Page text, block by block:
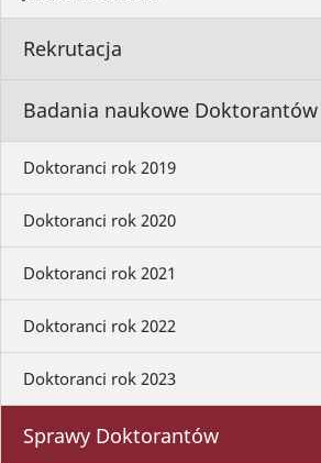
Rekrutacja
Badania naukowe Doktorantów
Doktoranci rok 2019
Doktoranci rok 2020
Doktoranci rok 2021
Doktoranci rok 2022
Doktoranci rok 2023
Sprawy Doktorantów